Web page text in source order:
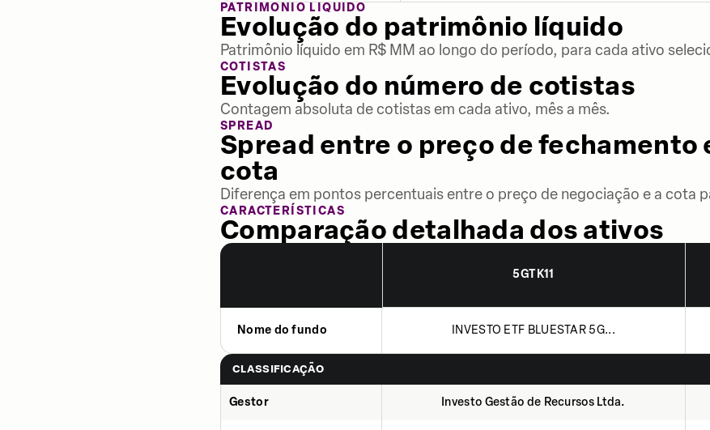
PATRIMÔNIO LÍQUIDO
Evolução do patrimônio líquido
Patrimônio líquido em R$ MM ao longo do período, para cada ativo
COTISTAS
Evolução do número de cotistas
Contagem absoluta de cotistas em cada ativo, mês a mês.
SPREAD
Spread entre o preço de fechamento
cota
Diferença em pontos percentuais entre o preço de negociação e a cota
CARACTERÍSTICAS
Comparação detalhada dos ativos
5GTK11
Nome do fundo INVESTO ETF BLUESTAR 5G...
CLASSIFICAÇÃO
Gestor Investo Gestão de Recursos Ltda.